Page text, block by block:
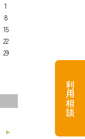
1
8
15
22
29
利用相談